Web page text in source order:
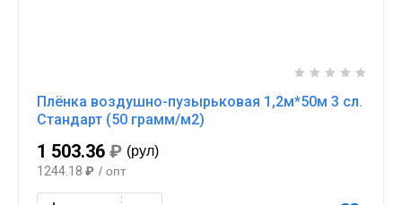
Плёнка воздушно-пузырьковая 1,2м*50м 3 сл.
Стандарт (50 грамм/м2)
1 503.36 ₽ (рул)
1244.18 ₽ / опт